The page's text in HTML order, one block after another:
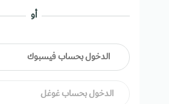
أو
الدخول بحساب فيسبوك
الدخول بحساب غوغل